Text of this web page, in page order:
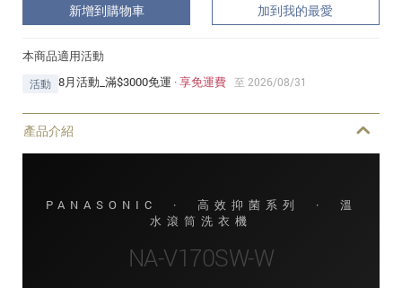
新增到購物車 加到我的最愛
本商品適用活動
活動 8月活動_滿$3000免運 ·享免運費 至 2026/08/31
產品介紹
PANASONIC · 高效抑菌系列 · 溫
水滾筒洗衣機
NA-V170SW-W